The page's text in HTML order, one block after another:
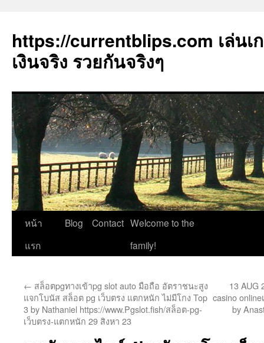
https://currentblips.com เล่น
เงินจริง รวยกันจริงๆ
ข้าม
ไป
เนื้อหา
หน้า
แรก
Blog Contact Welcome to the
family!
← สล็อตpgทางเข้าpg slot auto มือถือ อัตราชนะสูง
แจกโบนัส สล็อต pg เว็บตรง แตกหนัก ไม่มีโกง Top
3 by Nathaniel https://www.Pgslot.fish/สล็อต-pg-
เว็บตรง-แตกหนัก 29 สิงหา 23
13 AUG
casino
by